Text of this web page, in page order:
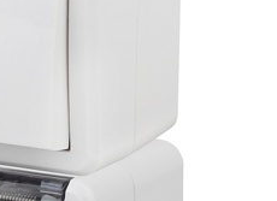
ЭЛЕКТРОМОНТАЖА
БАКТЕРИЦИДНЫЕ ЛАМПЫ